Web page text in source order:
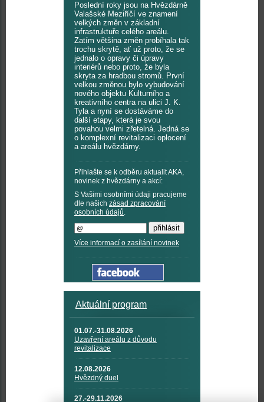
Poslední roky jsou na Hvězdárně
Valašské Meziříčí ve znamení
velkých změn v základní
infrastruktuře celého areálu.
Zatím většina změn probíhala tak
trochu skrytě, ať už proto, že se
jednalo o opravy či úpravy
interiérů nebo proto, že byla
skryta za hradbou stromů. První
velkou změnou bylo vybudování
nového objektu Kulturního a
kreativního centra na ulici J. K.
Tyla a nyní se dostáváme do
další etapy, která je svou
povahou velmi zřetelná. Jedná se
o komplexní revitalizaci oplocení
a areálu hvězdárny.
Přihlašte se k odběru aktualit AKA,
novinek z hvězdárny a akcí:
S Vašimi osobními údaji pracujeme
dle našich zásad zpracování
osobních údajů.
Více informací o zasílání novinek
Aktuální program
01.07.-31.08.2026
Uzavření areálu z důvodu
revitalizace
12.08.2026
Hvězdný duel
27.-29.11.2026